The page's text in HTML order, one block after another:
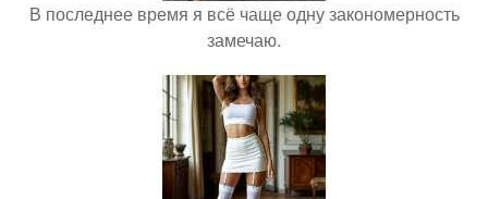
В последнее время я всё чаще одну закономерность
замечаю.